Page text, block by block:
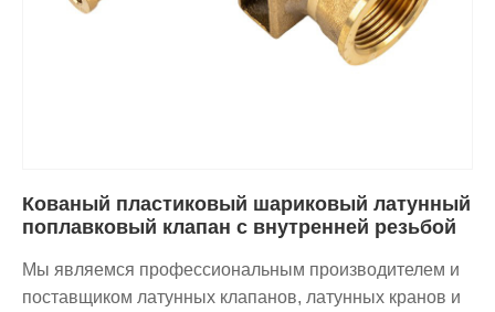
Кованый пластиковый шариковый латунный
поплавковый клапан с внутренней резьбой
Мы являемся профессиональным производителем и
поставщиком латунных клапанов, латунных кранов и